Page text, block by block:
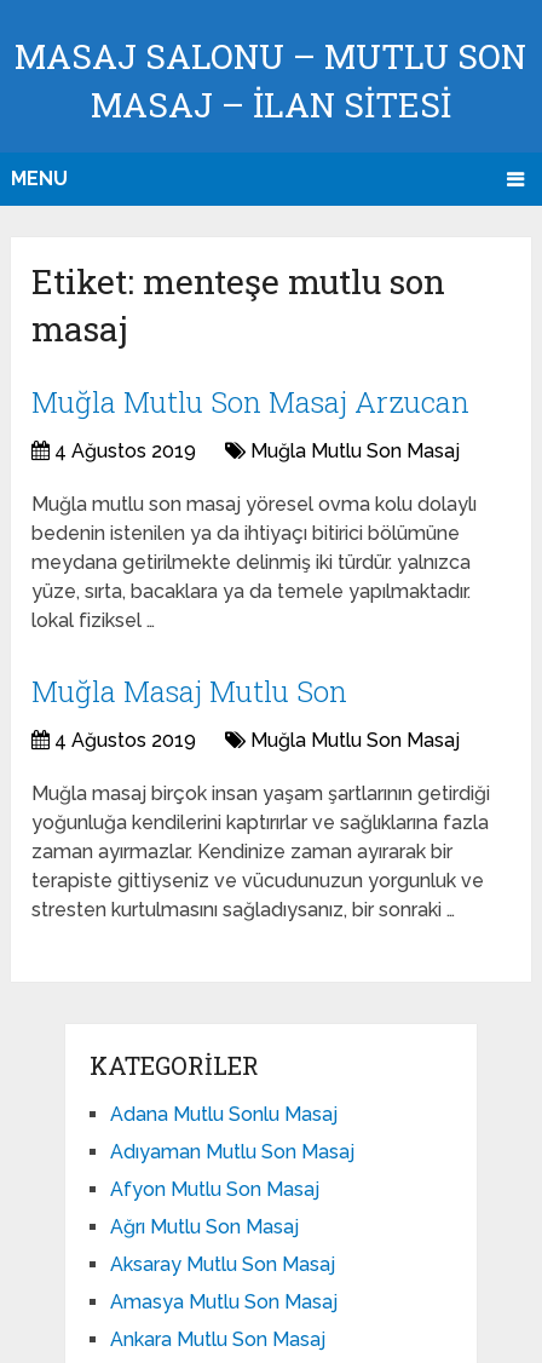
MASAJ SALONU – MUTLU SON
MASAJ – İLAN SİTESİ
MENU
Etiket: menteşe mutlu son
masaj
Muğla Mutlu Son Masaj Arzucan
4 Ağustos 2019 Muğla Mutlu Son Masaj
Muğla mutlu son masaj yöresel ovma kolu dolaylı
bedenin istenilen ya da ihtiyaçı bitirici bölümüne
meydana getirilmekte delinmiş iki türdür. yalnızca
yüze, sırta, bacaklara ya da temele yapılmaktadır.
lokal fiziksel …
Muğla Masaj Mutlu Son
4 Ağustos 2019 Muğla Mutlu Son Masaj
Muğla masaj birçok insan yaşam şartlarının getirdiği
yoğunluğa kendilerini kaptırırlar ve sağlıklarına fazla
zaman ayırmazlar. Kendinize zaman ayırarak bir
terapiste gittiyseniz ve vücudunuzun yorgunluk ve
stresten kurtulmasını sağladıysanız, bir sonraki …
KATEGORILER
Adana Mutlu Sonlu Masaj
Adıyaman Mutlu Son Masaj
Afyon Mutlu Son Masaj
Ağrı Mutlu Son Masaj
Aksaray Mutlu Son Masaj
Amasya Mutlu Son Masaj
Ankara Mutlu Son Masaj